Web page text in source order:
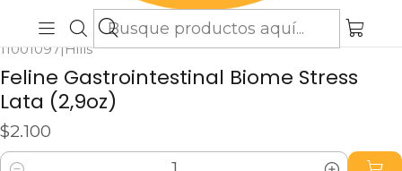
Cantidad
11001097|Hills
Feline Gastrointestinal Biome Stress
Lata (2,9oz)
$2.100